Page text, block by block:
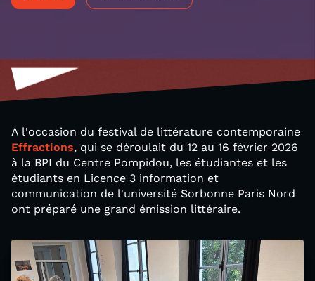
A l'occasion du festival de littérature contemporaine
Effractions, qui se déroulait du 12 au 16 février 2026
à la BPI du Centre Pompidou, les étudiantes et les
étudiants en Licence 3 information et
communication de l'université Sorbonne Paris Nord
ont préparé une grand émission littéraire.